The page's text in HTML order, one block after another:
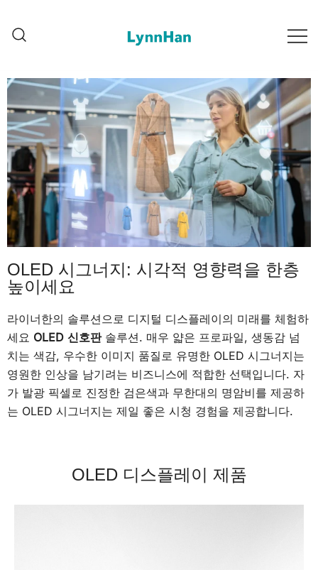
급업체 | LED/OLED/LCD/E-
paper 디지털 신호판
LED/OLED/LCD/E-paper 디지털 신호
판
OLED 시그너지: 시각적 영향력을 한층
높이세요
라이너한의 솔루션으로 디지털 디스플레이의 미래를 체험하
세요 OLED 신호판솔루션. 매우 얇은 프로파일, 생동감 넘
치는 색감, 우수한 이미지 품질로 유명한 OLED 시그너지는
영원한 인상을 남기려는 비즈니스에 적합한 선택입니다. 자
가 발광 픽셀로 진정한 검은색과 무한대의 명암비를 제공하
는 OLED 시그너지는 제일 좋은 시청 경험을 제공합니다.
OLED 디스플레이 제품